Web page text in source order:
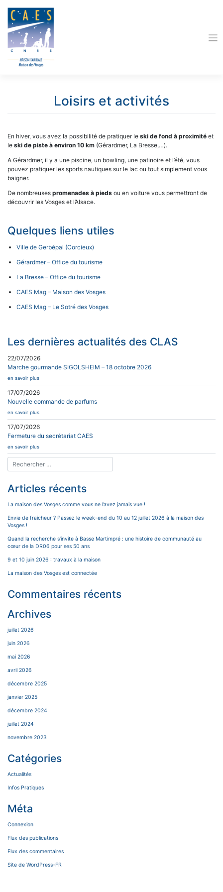
content
Loisirs et activités
En hiver, vous avez la possibilité de pratiquer le ski de fond à proximité et
le ski de piste à environ 10 km (Gérardmer, La Bresse,…).
A Gérardmer, il y a une piscine, un bowling, une patinoire et l’été, vous
pouvez pratiquer les sports nautiques sur le lac ou tout simplement vous
baigner.
De nombreuses promenades à pieds ou en voiture vous permettront de
découvrir les Vosges et l’Alsace.
Quelques liens utiles
Ville de Gerbépal (Corcieux)
Gérardmer – Office du tourisme
La Bresse – Office du tourisme
CAES Mag – Maison des Vosges
CAES Mag – Le Sotré des Vosges
Les dernières actualités des CLAS
22/07/2026
Marche gourmande SIGOLSHEIM – 18 octobre 2026
en savoir plus
17/07/2026
Nouvelle commande de parfums
en savoir plus
17/07/2026
Fermeture du secrétariat CAES
en savoir plus
Articles récents
La maison des Vosges comme vous ne l’avez jamais vue !
Envie de fraicheur ? Passez le week-end du 10 au 12 juillet 2026 à la maison des
Vosges !
Quand la recherche s’invite à Basse Martimpré : une histoire de communauté au
cœur de la DR06 pour ses 50 ans
9 et 10 juin 2026 : travaux à la maison
La maison des Vosges est connectée
Commentaires récents
Archives
juillet 2026
juin 2026
mai 2026
avril 2026
décembre 2025
janvier 2025
décembre 2024
juillet 2024
novembre 2023
Catégories
Actualités
Infos Pratiques
Méta
Connexion
Flux des publications
Flux des commentaires
Site de WordPress-FR